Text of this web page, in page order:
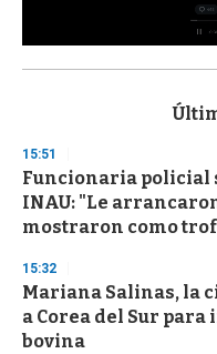
s
d
s
o
f
3
s
e
c
o
n
15:51
Funcionaria policial
INAU: "Le
mostraron como
15:32
Mariana Salinas, la
a Corea del Sur
bovina